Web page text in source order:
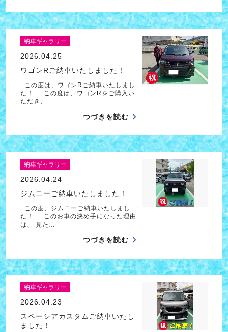
納車ギャラリー
2026.04.25
ワゴンRご納車いたしました！
この度は、ワゴンRご納車いたしまし
た！ この度は、ワゴンRをご購入い
ただき、…
つづきを読む
納車ギャラリー
2026.04.24
ジムニーご納車いたしました！
この度、ジムニーご納車いたしまし
た！ このお車の決め手になった理由
は、 見た…
つづきを読む
納車ギャラリー
2026.04.23
スペーシアカスタムご納車いたし
ました！